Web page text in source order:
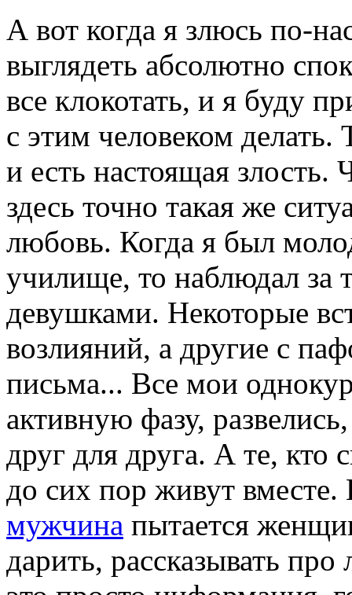
А вот когда я злюсь по-
выглядеть абсолютно
все клокотать, и я буду
с этим человеком делать.
и есть настоящая злость.
здесь точно такая же
любовь. Когда я был
училище, то наблюдал за
девушками. Некоторые
возлияний, а другие с
письма... Все мои
активную фазу,
друг для друга. А те, кто
до сих пор живут
мужчина пытается
дарить, рассказывать